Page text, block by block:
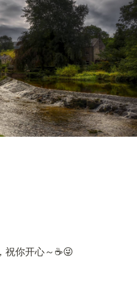
祝你开心～☕😜